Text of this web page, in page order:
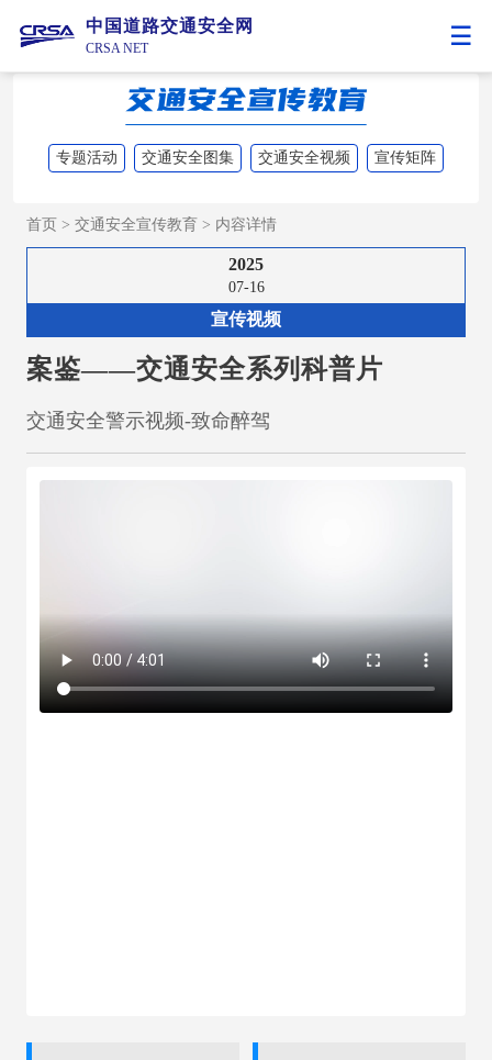
中国道路交通安全网
CRSA NET
专题活动 交通安全图集 交通安全视频 宣传矩阵
首页 > 交通安全宣传教育 > 内容详情
2025
07-16
宣传视频
案鉴——交通安全系列科普片
交通安全警示视频-致命醉驾